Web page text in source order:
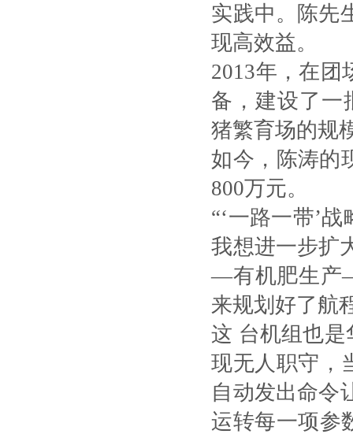
实践中。陈先
现高效益。
2013年，在团
备，建设了一
猪繁育场的规
如今，陈涛的
800万元。
“‘一路一带’
我想进一步扩
—有机肥生产
来规划好了航
这 台机组也
现无人职守，
自动发出命令
运转每一项参